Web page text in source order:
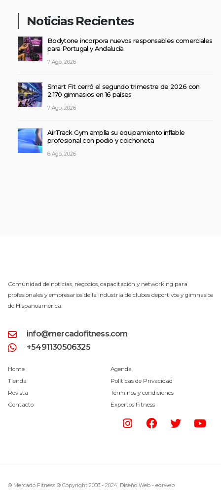
Noticias Recientes
Bodytone incorpora nuevos responsables comerciales
para Portugal y Andalucía
7 Ago, 2026
Smart Fit cerró el segundo trimestre de 2026 con
2.170 gimnasios en 16 países
7 Ago, 2026
AirTrack Gym amplía su equipamiento inflable
profesional con podio y colchoneta
6 Ago, 2026
Comunidad de noticias, negocios, capacitación y networking para
profesionales y empresarios de la industria de clubes deportivos y gimnasios
de Hispanoamérica.
info@mercadofitness.com
+5491130506325
Home
Tienda
Revista
Contacto
Agenda
Políticas de Privacidad
Términos y condiciones
Expertos Fitness
© Mercado Fitness ® Copyright 2003 - 2024. Diseño Web - edrweb